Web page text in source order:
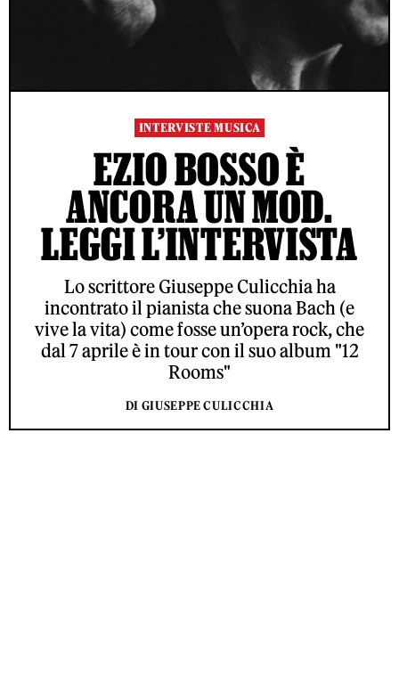
INTERVISTE MUSICA
EZIO BOSSO È
ANCORA UN MOD.
LEGGI L’INTERVISTA
Lo scrittore Giuseppe Culicchia ha
incontrato il pianista che suona Bach (e
vive la vita) come fosse un’opera rock, che
dal 7 aprile è in tour con il suo album "12
Rooms"
DI GIUSEPPE CULICCHIA